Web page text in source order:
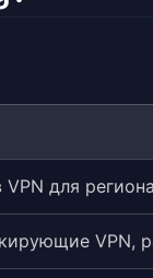
для
VPN,